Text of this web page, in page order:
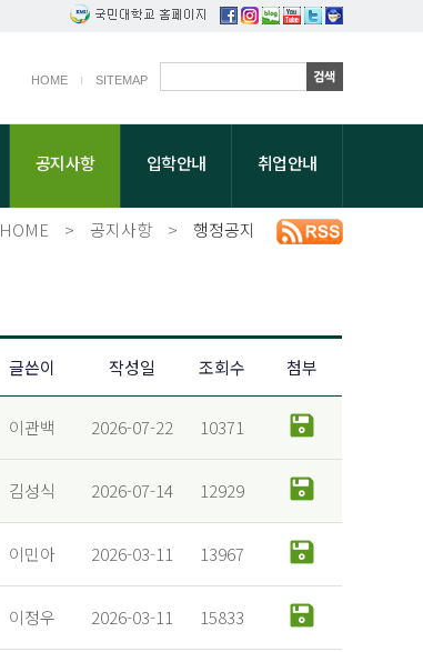
HOME SITEMAP
공지사항 입학안내 취업안내
HOME > 공지사항 > 행정공지
글쓴이 작성일 조회수 첨부
이관백 2026-07-22 10371
김성식 2026-07-14 12929
이민아 2026-03-11 13967
이정우 2026-03-11 15833